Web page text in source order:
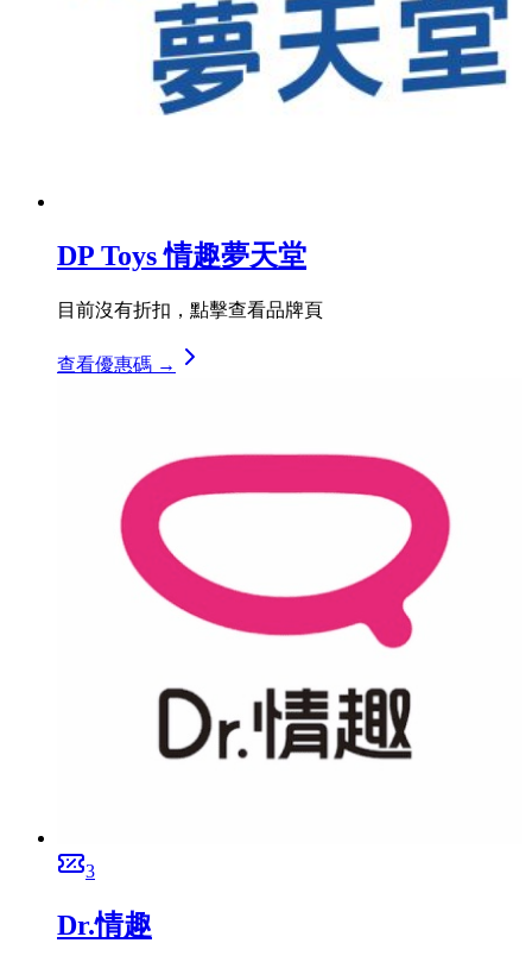
DP Toys 情趣夢天堂
目前沒有折扣，點擊查看品牌頁
查看優惠碼 →
3
Dr.情趣